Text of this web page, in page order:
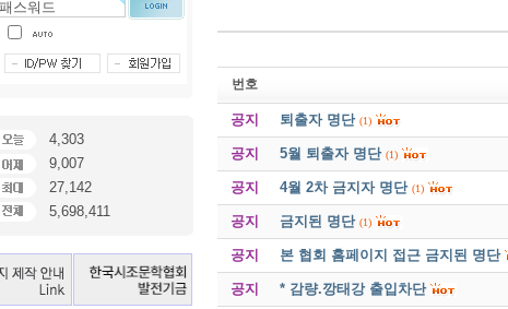
4,303
9,007
27,142
5,698,411
번호
공지 퇴출자 명단 (1)
공지 5월 퇴출자 명단 (1)
공지 4월 2차 금지자 명단 (1)
공지 금지된 명단 (1)
공지 본 협회 홈페이지 접근 금지된 명단
공지 * 감량.깡태강 출입차단